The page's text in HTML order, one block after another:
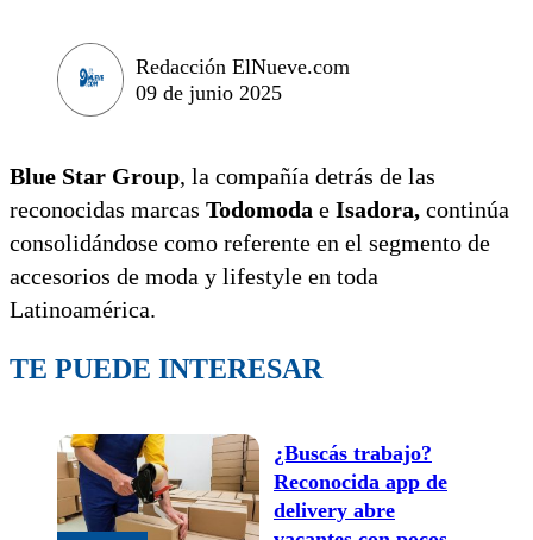
Redacción ElNueve.com
09 de junio 2025
Blue Star Group, la compañía detrás de las
reconocidas marcas Todomoda e Isadora, continúa
consolidándose como referente en el segmento de
accesorios de moda y lifestyle en toda
Latinoamérica.
TE PUEDE INTERESAR
¿Buscás trabajo?
Reconocida app de
delivery abre